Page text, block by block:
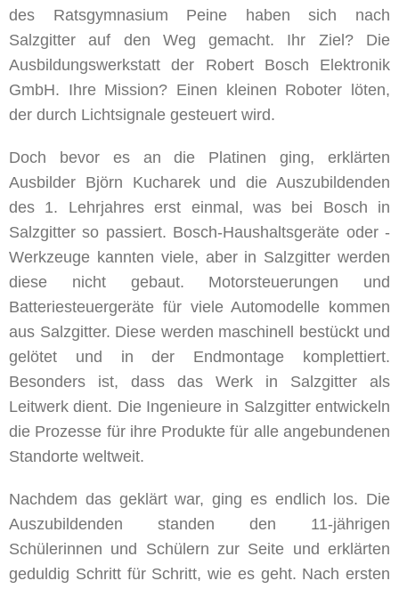
des Ratsgymnasium Peine haben sich nach
Salzgitter auf den Weg gemacht. Ihr Ziel? Die
Ausbildungswerkstatt der Robert Bosch Elektronik
GmbH. Ihre Mission? Einen kleinen Roboter löten,
der durch Lichtsignale gesteuert wird.
Doch bevor es an die Platinen ging, erklärten
Ausbilder Björn Kucharek und die Auszubildenden
des 1. Lehrjahres erst einmal, was bei Bosch in
Salzgitter so passiert. Bosch-Haushaltsgeräte oder -
Werkzeuge kannten viele, aber in Salzgitter werden
diese nicht gebaut. Motorsteuerungen und
Batteriesteuergeräte für viele Automodelle kommen
aus Salzgitter. Diese werden maschinell bestückt und
gelötet und in der Endmontage komplettiert.
Besonders ist, dass das Werk in Salzgitter als
Leitwerk dient. Die Ingenieure in Salzgitter entwickeln
die Prozesse für ihre Produkte für alle angebundenen
Standorte weltweit.
Nachdem das geklärt war, ging es endlich los. Die
Auszubildenden standen den 11-jährigen
Schülerinnen und Schülern zur Seite und erklärten
geduldig Schritt für Schritt, wie es geht. Nach ersten